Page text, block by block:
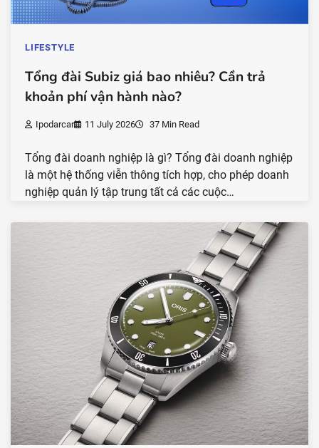
LIFESTYLE
Tổng đài Subiz giá bao nhiêu? Cần trả
khoản phí vận hành nào?
Ipodarcar 11 July 2026 37 Min Read
Tổng đài doanh nghiệp là gì? Tổng đài doanh nghiệp
là một hệ thống viễn thông tích hợp, cho phép doanh
nghiệp quản lý tập trung tất cả các cuộc…